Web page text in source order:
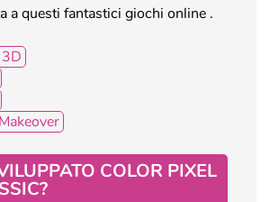
a questi fantastici giochi online .
COLOR PIXEL